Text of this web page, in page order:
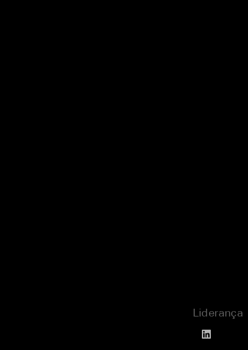
Liderança